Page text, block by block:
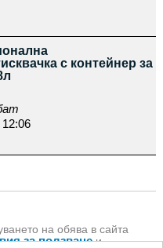
с контейнер за
12:06
на обява в сайта
за ползванеи